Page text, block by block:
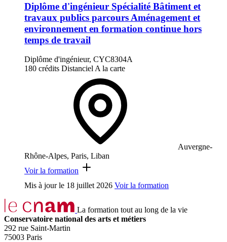
Diplôme d'ingénieur Spécialité Bâtiment et
travaux publics parcours Aménagement et
environnement en formation continue hors
temps de travail
Diplôme d'ingénieur, CYC8304A
180 crédits Distanciel A la carte
Auvergne-
Rhône-Alpes, Paris, Liban
Voir la formation
Mis à jour le 18 juillet 2026 Voir la formation
La formation tout au long de la vie
Conservatoire national des arts et métiers
292 rue Saint-Martin
75003 Paris